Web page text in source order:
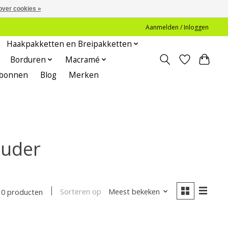
Aanmelden / Inloggen
Haakpakketten en Breipakketten
Borduren
Macramé
Blog Merken
0 producten Sorteren op Meest bekeken
cookies »